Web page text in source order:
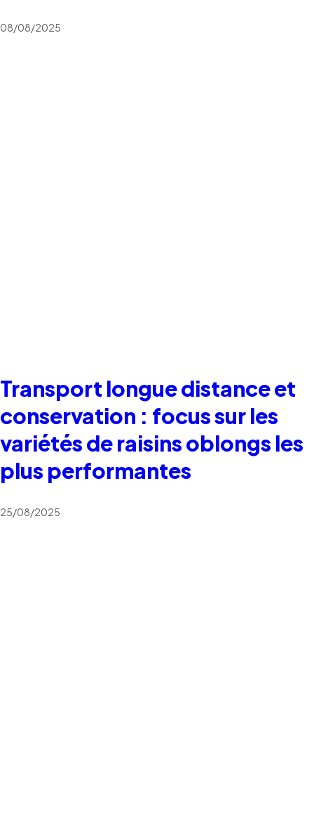
08/08/2025
Transport longue distance et
conservation : focus sur les
variétés de raisins oblongs les
plus performantes
25/08/2025